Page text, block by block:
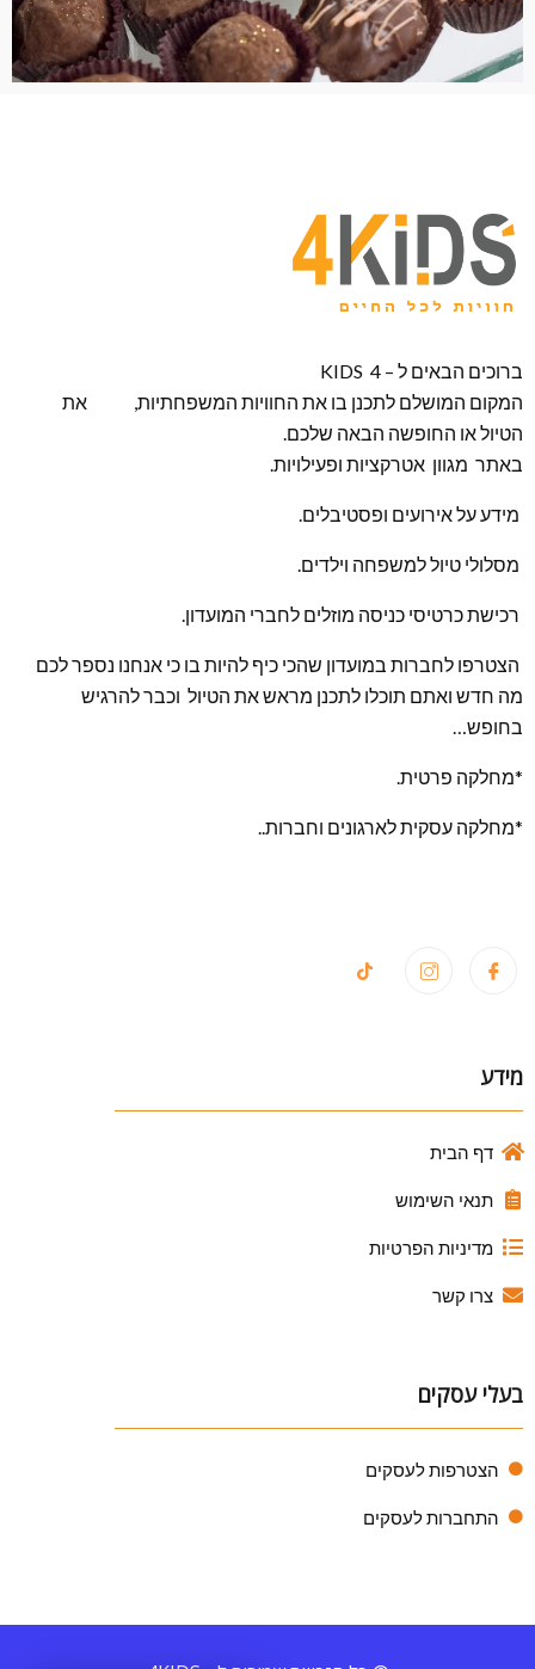
ברוכים הבאים ל – KIDS 4
המקום המושלם לתכנן בו את החוויות המשפחתיות, את
הטיול או החופשה הבאה שלכם.
באתר מגוון אטרקציות ופעילויות.
מידע על אירועים ופסטיבלים.
מסלולי טיול למשפחה וילדים.
רכישת כרטיסי כניסה מוזלים לחברי המועדון.
הצטרפו לחברות במועדון שהכי כיף להיות בו כי אנחנו נספר לכם
מה חדש ואתם תוכלו לתכנן מראש את הטיול וכבר להרגיש
בחופש…
*מחלקה פרטית.
*מחלקה עסקית לארגונים וחברות..
מידע
דף הבית
תנאי השימוש
מדיניות הפרטיות
צרו קשר
בעלי עסקים
הצטרפות לעסקים
התחברות לעסקים